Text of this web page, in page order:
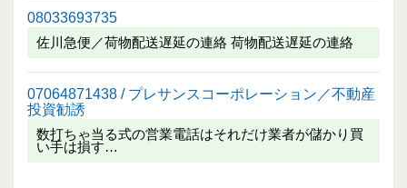
08033693735
佐川急便／荷物配送遅延の連絡 荷物配送遅延の連絡
07064871438 / プレサンスコーポレーション／不動産
投資勧誘
数打ちゃ当る式の営業電話はそれだけ業者が儲かり買
い手は損す…